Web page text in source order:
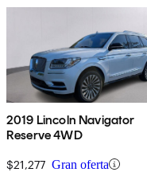
2019 Lincoln Navigator
Reserve 4WD
$21,277 Gran oferta